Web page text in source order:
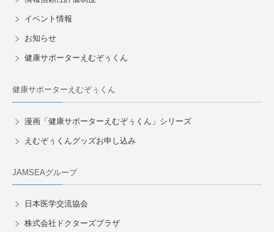
イベント情報
お知らせ
健康サポーターえむぞぅくん
健康サポーターえむぞぅくん
漫画「健康サポーターえむぞぅくん」シリーズ
えむぞぅくんグッズお申し込み
JAMSEAグループ
日本医学交流協会
株式会社ドクターズプラザ